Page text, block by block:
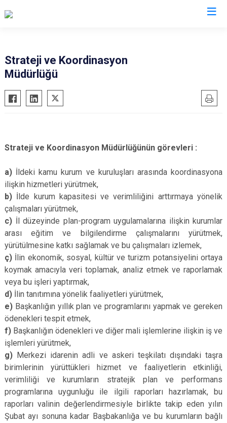
Strateji ve Koordinasyon
Müdürlüğü
Strateji ve Koordinasyon Müdürlüğünün görevleri :
a) İldeki kamu kurum ve kuruluşları arasında koordinasyona
ilişkin hizmetleri yürütmek,
b) İlde kurum kapasitesi ve verimliliğini arttırmaya yönelik
çalışmaları yürütmek,
c) İl düzeyinde plan-program uygulamalarına ilişkin kurumlar
arası eğitim ve bilgilendirme çalışmalarını yürütmek,
yürütülmesine katkı sağlamak ve bu çalışmaları izlemek,
ç) İlin ekonomik, sosyal, kültür ve turizm potansiyelini ortaya
koymak amacıyla veri toplamak, analiz etmek ve raporlamak
veya bu işleri yaptırmak,
d) İlin tanıtımına yönelik faaliyetleri yürütmek,
e) Başkanlığın yıllık plan ve programlarını yapmak ve gereken
ödenekleri tespit etmek,
f) Başkanlığın ödenekleri ve diğer mali işlemlerine ilişkin iş ve
işlemleri yürütmek,
g) Merkezi idarenin adli ve askeri teşkilatı dışındaki taşra
birimlerinin yürüttükleri hizmet ve faaliyetlerin etkinliği,
verimliliği ve kurumların stratejik plan ve performans
programlarına uygunluğu ile ilgili raporları hazırlamak, bu
raporları valinin değerlendirmesiyle birlikte takip eden yılın
Şubat ayı sonuna kadar Başbakanlığa ve bu kurumların bağlı